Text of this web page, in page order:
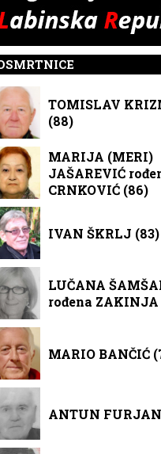
TOMISLAV
(88)
MARIJA (MERI)
JAŠAREVIĆ
CRNKOVIĆ (86)
IVAN ŠKRLJ (83)
LUČANA
rođena ZAKINJA
MARIO BANČIĆ
ANTUN